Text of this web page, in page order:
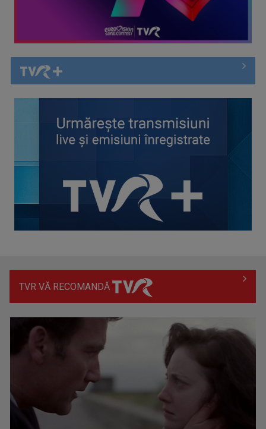
Spectacol total la TVR: David Popovici și tricolorii luptă
aniversat la TVR ...
TVR VĂ RECOMANDĂ